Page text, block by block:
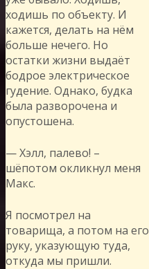
ходишь по объекту. И
кажется, делать на нём
больше нечего. Но
остатки жизни выдаёт
бодрое электрическое
гудение. Однако, будка
была разворочена и
опустошена.
— Хэлл, палево! –
шёпотом окликнул меня
Макс.
Я посмотрел на
товарища, а потом на его
руку, указующую туда,
откуда мы пришли.